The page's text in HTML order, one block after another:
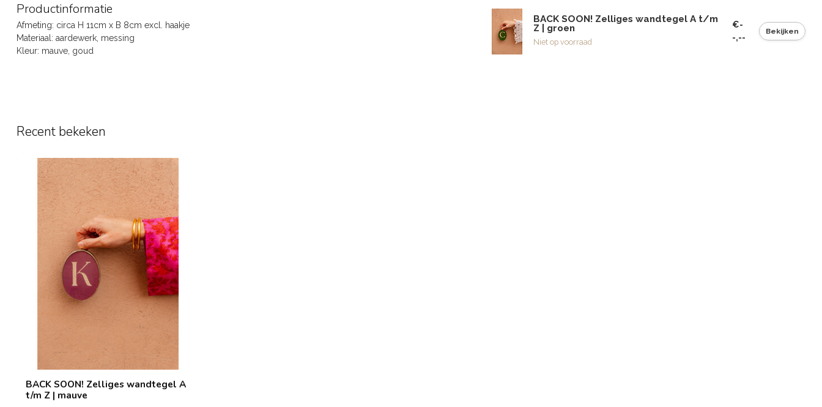
Productinformatie
Afmeting: circa H 11cm x B 8cm excl. haakje
Materiaal: aardewerk, messing
Kleur: mauve, goud
BACK SOON! Zelliges wandtegel A t/m
Z | groen
Niet op voorraad
€-
-,--
Bekijken
Recent bekeken
BACK SOON! Zelliges wandtegel A
t/m Z | mauve